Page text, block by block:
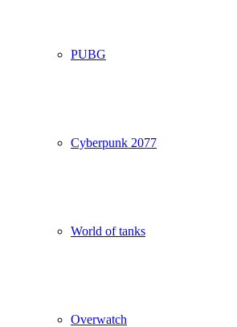
PUBG
Cyberpunk 2077
World of tanks
Overwatch